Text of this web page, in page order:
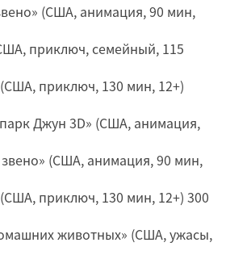
(США, анимация, 90 мин,
приключ, семейный, 115
приключ, 130 мин, 12+)
Джун 3D» (США, анимация,
(США, анимация, 90 мин,
приключ, 130 мин, 12+) 300
животных» (США, ужасы,